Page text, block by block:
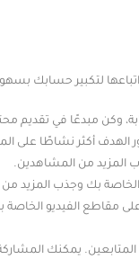
لتكبير حسابك
وكن مبدعًا في تقديم
الهدف أكثر نشاطًا على
المزيد من المشاهدين.
الخاصة بك وجذب المزيد
مقاطع الفيديو
يمكنك